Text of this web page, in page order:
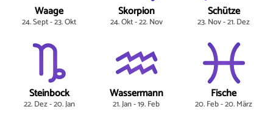
Waage
24. Sept - 23. Okt
Skorpion
24. Okt - 22. Nov
Schütze
23. Nov - 21. Dez
Steinbock
22. Dez - 20. Jan
Wassermann
21. Jan - 19. Feb
Fische
20. Feb - 20. März